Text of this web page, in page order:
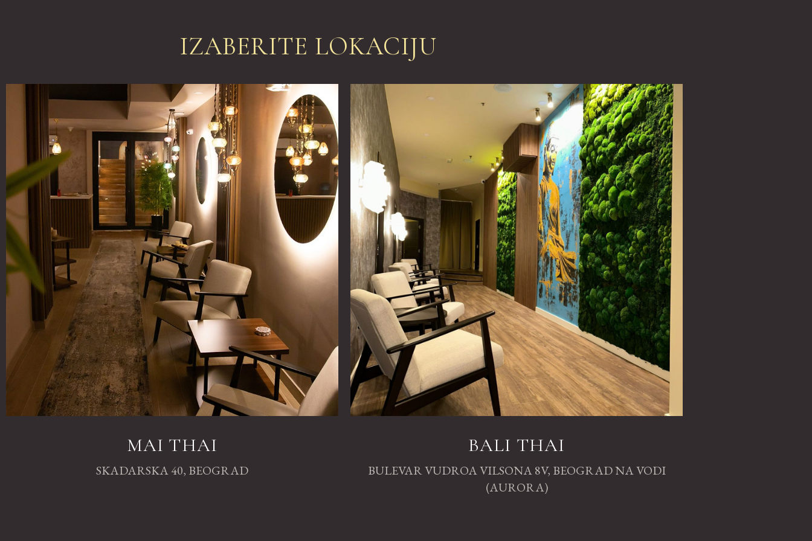
IZABERITE LOKACIJU
MAI THAI
SKADARSKA 40, BEOGRAD
BALI THAI
BULEVAR VUDROA VILSONA 8V, BEOGRAD NA VODI
(AURORA)